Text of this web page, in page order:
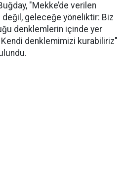
"Mekke’de verilen
geleceğe yöneliktir: Biz
denklemlerin içinde yer
denklemimizi kurabiliriz"